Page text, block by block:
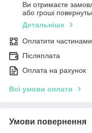
Ви отримаєте
або гроші
Детальніше
Оплатити частинами
Післяплата
Оплата на рахунок
Всі умови оплати
Умови повернення